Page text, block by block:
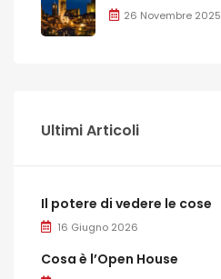
26 Novembre 2025
Ultimi Articoli
Il potere di vedere le cose
16 Giugno 2026
Cosa è l’Open House